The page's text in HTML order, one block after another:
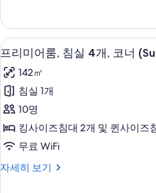
사
진
모
두
보
기
실
개,
너
자
세
히
보
기
프
리
미
어
룸,
침
4
7
프리미어룸, 침실 4개, 코너
142㎡
침실 1개
10명
킹사이즈침대 2개 및 퀸사이즈
무료 WiFi
자세히 보기
프